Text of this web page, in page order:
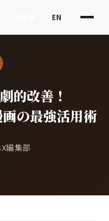
EN
的改善！
の最強活用術
編集部